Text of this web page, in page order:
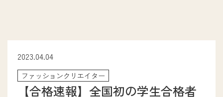
次世代ITエンジニア学科
医療事務学科
ファッションクリエイター学科
ブライダル・コンシェルジュ学科
2023.04.04
ファッションクリエイター
【合格速報】全国初の学生合格者